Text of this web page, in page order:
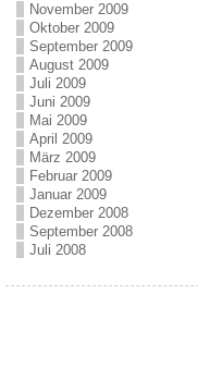
November 2009
Oktober 2009
September 2009
August 2009
Juli 2009
Juni 2009
Mai 2009
April 2009
März 2009
Februar 2009
Januar 2009
Dezember 2008
September 2008
Juli 2008